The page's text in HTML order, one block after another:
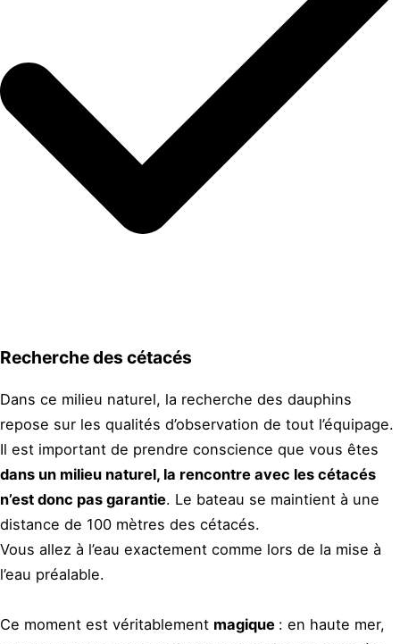
Recherche des cétacés
Dans ce milieu naturel, la recherche des dauphins
repose sur les qualités d’observation de tout l’équipage.
Il est important de prendre conscience que vous êtes
dans un milieu naturel, la rencontre avec les cétacés
n’est donc pas garantie. Le bateau se maintient à une
distance de 100 mètres des cétacés.
Vous allez à l’eau exactement comme lors de la mise à
l’eau préalable.
Ce moment est véritablement magique : en haute mer,